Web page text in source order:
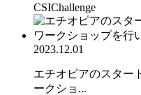
CSIChallenge
2023.12.01
エチオピアのスター
ークショ...